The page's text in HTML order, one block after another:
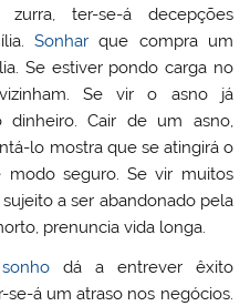
ter-se-á decepções
Sonhar que compra um
Se estiver pondo carga no
Se vir o asno já
dinheiro. Cair de um asno,
lo mostra que se atingirá o
seguro. Se vir muitos
a ser abandonado pela
prenuncia vida longa.
sonhodá a entrever êxito
á um atraso nos negócios.